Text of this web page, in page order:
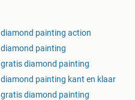
diamond painting action
diamond painting
gratis diamond painting
diamond painting kant en klaar
gratis diamond painting